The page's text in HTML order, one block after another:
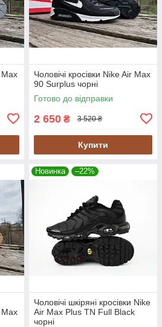
Max
Чоловічі кросівки Nike Air Max
90 Surplus чорні
Готово до відправки
2 650 ₴ 3 520 ₴
Купити
Max
Новинка –22%
Чоловічі шкіряні кросівки Nike
Air Max Plus TN Full Black
чорні